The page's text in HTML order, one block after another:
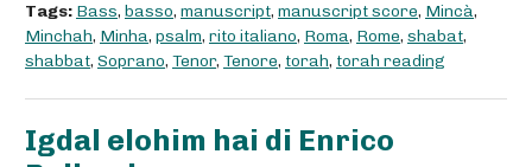
Tags: Bass, basso, manuscript, manuscript score, Mincà,
Minchah, Minha, psalm, rito italiano, Roma, Rome, shabat,
shabbat, Soprano, Tenor, Tenore, torah, torah reading
Igdal elohim hai di Enrico